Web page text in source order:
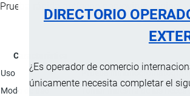
DIRECTORIO
¿Es operador de comercio
únicamente necesita completar el
Prueba rápida antígeno parvovirus canino.
Característica
Uso
Prueba
Modo de uso
Tomar muestra de las